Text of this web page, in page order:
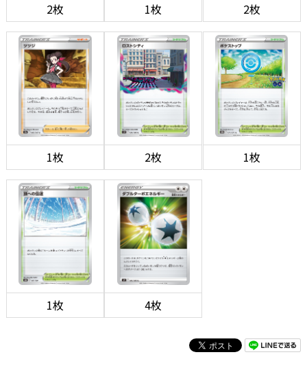
2枚 1枚 2枚
1枚 2枚 1枚
1枚 4枚